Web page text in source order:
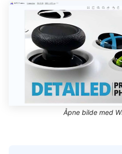
Åpne bilde med